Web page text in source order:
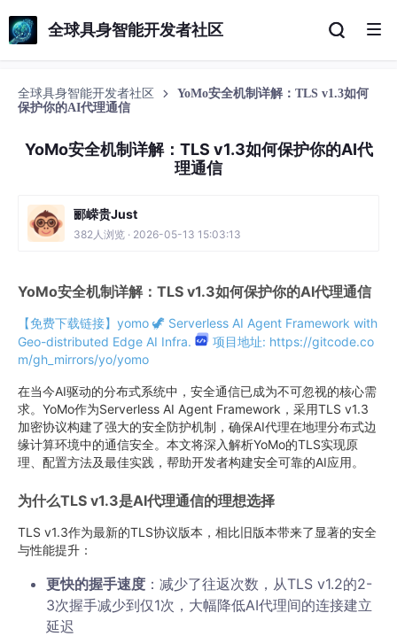
全球具身智能开发者社区
全球具身智能开发者社区
YoMo安全机制详解：TLS v1.3如何
保护你的AI代理通信
YoMo安全机制详解：TLS v1.3如何保护你的AI代
理通信
郦嵘贵Just
382人浏览 · 2026-05-13 15:03:13
YoMo安全机制详解：TLS v1.3如何保护你的AI代理通信
【免费下载链接】yomo 🦖 Serverless AI Agent Framework with
Geo-distributed Edge AI Infra.
项目地址: https://gitcode.co
m/gh_mirrors/yo/yomo
在当今AI驱动的分布式系统中，安全通信已成为不可忽视的核心需
求。YoMo作为Serverless AI Agent Framework，采用TLS v1.3
加密协议构建了强大的安全防护机制，确保AI代理在地理分布式边
缘计算环境中的通信安全。本文将深入解析YoMo的TLS实现原
理、配置方法及最佳实践，帮助开发者构建安全可靠的AI应用。
为什么TLS v1.3是AI代理通信的理想选择
TLS v1.3作为最新的TLS协议版本，相比旧版本带来了显著的安全
与性能提升：
更快的握手速度 ：减少了往返次数，从TLS v1.2的2-
3次握手减少到仅1次，大幅降低AI代理间的连接建立
延迟